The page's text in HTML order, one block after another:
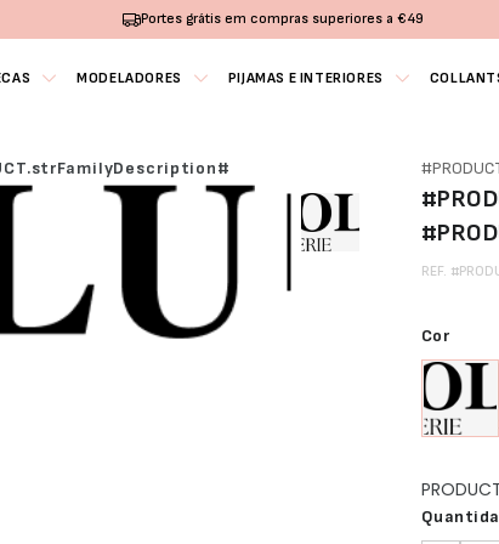
Portes grátis em compras superiores a €49
MODELADORES PIJAMAS E INTERIORES
REF.
Cor